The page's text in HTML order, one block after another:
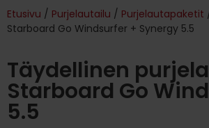
Etusivu / Purjelautailu / Purjelautapaketit
Starboard Go Windsurfer + Synergy 5.5
Täydellinen
Starboard Go
5.5